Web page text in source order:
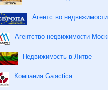
Агентство
Агентство недвижимости
Недвижимость в Литве
Компания Galactica